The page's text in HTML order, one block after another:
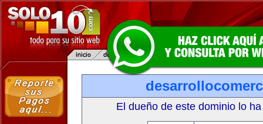
El dueño de este dominio lo